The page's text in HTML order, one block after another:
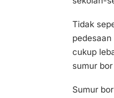
Tidak
cukup
sumur
Sumur